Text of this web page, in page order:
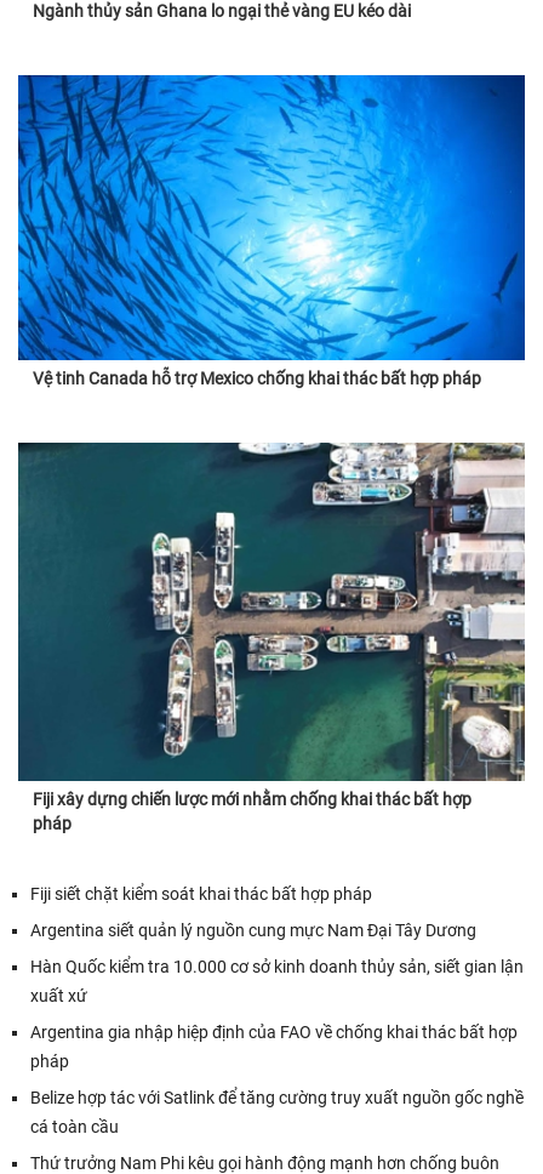
Ngành thủy sản Ghana lo ngại thẻ vàng EU kéo dài
Vệ tinh Canada hỗ trợ Mexico chống khai thác bất hợp pháp
Fiji xây dựng chiến lược mới nhằm chống khai thác bất hợp
pháp
Fiji siết chặt kiểm soát khai thác bất hợp pháp
Argentina siết quản lý nguồn cung mực Nam Đại Tây Dương
Hàn Quốc kiểm tra 10.000 cơ sở kinh doanh thủy sản, siết gian lận
xuất xứ
Argentina gia nhập hiệp định của FAO về chống khai thác bất hợp
pháp
Belize hợp tác với Satlink để tăng cường truy xuất nguồn gốc nghề
cá toàn cầu
Thứ trưởng Nam Phi kêu gọi hành động mạnh hơn chống buôn